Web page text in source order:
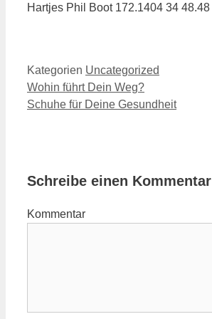
Hartjes Phil Boot 172.1404 34 48.48
Kategorien Uncategorized
Wohin führt Dein Weg?
Schuhe für Deine Gesundheit
Schreibe einen Kommentar
Kommentar